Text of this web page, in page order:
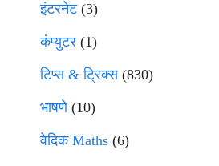
इंटरनेट(3)
कंप्युटर (1)
टिप्स & ट्रिक्स(830)
भाषणे(10)
वेदिक Maths (6)